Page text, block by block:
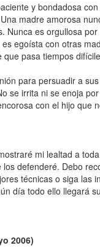
y bondadosa
madre amorosa
Nunca es orgullosa
egoísta con otras
pasa tiempos
para persuadir a
se irrita ni se enoja
con el hijo que
mi lealtad a
defenderé. Debo
técnicas o siga las
día todo ello llegará
2006)